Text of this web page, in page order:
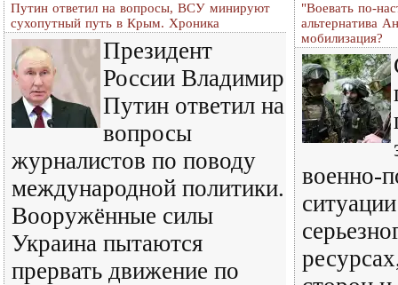
Путин ответил на вопросы, ВСУ минируют
сухопутный путь в Крым. Хроника
Президент
России Владимир
Путин ответил на
вопросы
журналистов по поводу
международной политики.
Вооружённые силы
Украина пытаются
прервать движение по
"Воевать по-
альтернатива
мобилизация?
военно-